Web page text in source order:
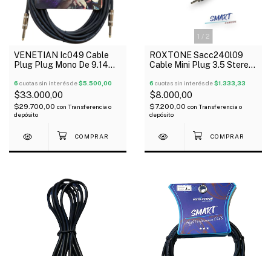
VENETIAN Ic049 Cable
Plug Plug Mono De 9.14
6 cuotas sin interés de$5.500,00
$33.000,00
$29.700,00 con Transferencia o
depósito
1 / 2
ROXTONE Sacc240l09
Cable Mini Plug 3.5 Stereo
6 cuotas sin interés de$1.333,33
$8.000,00
$7.200,00 con Transferencia o
depósito